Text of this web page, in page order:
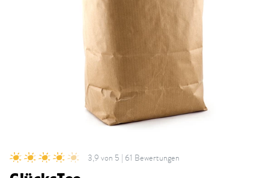
3,9 von 5 | 61 Bewertungen